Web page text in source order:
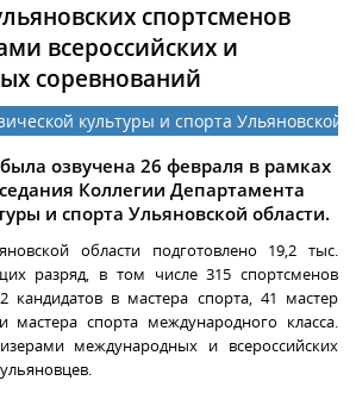
спортсменов
всероссийских и
соревнований
культуры и спорта Ульяновской
озвучена 26 февраля в рамках
Коллегии Департамента
и спорта Ульяновской области.
области подготовлено 19,2 тыс.
разряд, в том числе 315 спортсменов
кандидатов в мастера спорта, 41 мастер
мастера спорта международного класса.
международных и всероссийских